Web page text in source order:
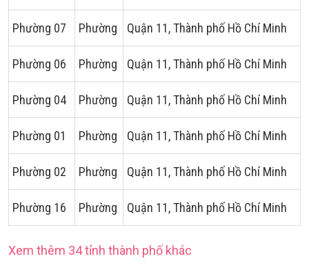
Phường 07 Phường Quận 11, Thành phố Hồ Chí Minh
Phường 06 Phường Quận 11, Thành phố Hồ Chí Minh
Phường 04 Phường Quận 11, Thành phố Hồ Chí Minh
Phường 01 Phường Quận 11, Thành phố Hồ Chí Minh
Phường 02 Phường Quận 11, Thành phố Hồ Chí Minh
Phường 16 Phường Quận 11, Thành phố Hồ Chí Minh
Xem thêm 34 tỉnh thành phố khác